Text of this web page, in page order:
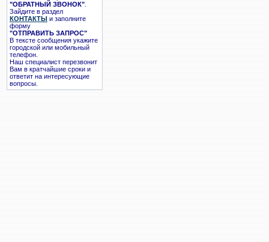
"ОБРАТНЫЙ ЗВОНОК"
Зайдите в раздел
КОНТАКТЫ и заполните
форму
"ОТПРАВИТЬ ЗАПРОС"
В тексте сообщения укажите
городской или мобильный
телефон.
Наш специалист перезвонит
Вам в кратчайшие сроки и
ответит на интересующие
вопросы.